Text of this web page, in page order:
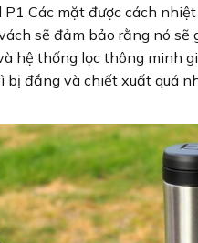
P1 Các mặt được cách
sẽ đảm bảo rằng nó sẽ
hệ thống lọc thông minh
đắng và chiết xuất quá